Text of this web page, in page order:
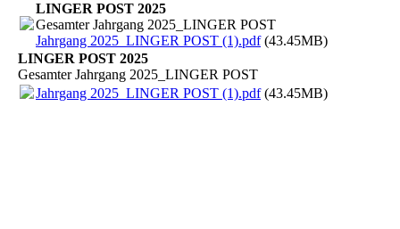
LINGER POST 2025
Gesamter Jahrgang 2025_LINGER POST
Jahrgang 2025_LINGER POST (1).pdf(43.45MB)
LINGER POST 2025
Gesamter Jahrgang 2025_LINGER POST
Jahrgang 2025_LINGER POST (1).pdf(43.45MB)